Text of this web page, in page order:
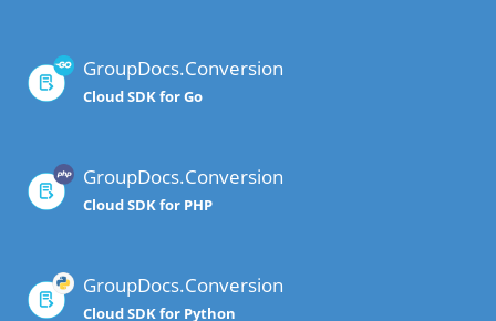
GroupDocs.Conversion
Cloud SDK for Go
GroupDocs.Conversion
Cloud SDK for PHP
GroupDocs.Conversion
Cloud SDK for Python